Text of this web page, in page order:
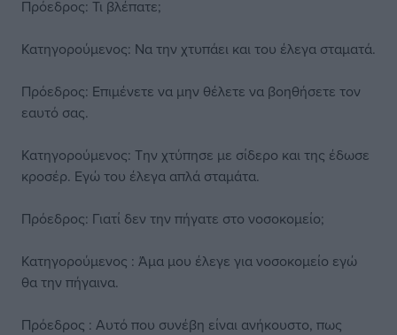
Πρόεδρος: Τι βλέπατε;
Κατηγορούμενος: Να την χτυπάει και του έλεγα σταματά.
Πρόεδρος: Επιμένετε να μην θέλετε να βοηθήσετε τον
εαυτό σας.
Κατηγορούμενος: Την χτύπησε με σίδερο και της έδωσε
κροσέρ. Εγώ του έλεγα απλά σταμάτα.
Πρόεδρος: Γιατί δεν την πήγατε στο νοσοκομείο;
Κατηγορούμενος : Άμα μου έλεγε για νοσοκομείο εγώ
θα την πήγαινα.
Πρόεδρος : Αυτό που συνέβη είναι ανήκουστο, πως